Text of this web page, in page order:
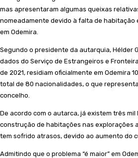
mas apresentaram algumas queixas
nomeadamente devido à falta de habitação
em Odemira.
Segundo o presidente da autarquia, Hélder
dados do Serviço de Estrangeiros e
de 2021, residiam oficialmente em Odemira
total de 80 nacionalidades, o que
concelho.
De acordo com o autarca, já existem três
construção de habitações nas explorações
tem sofrido atrasos, devido ao aumento do
Admitindo que o problema “é maior” em